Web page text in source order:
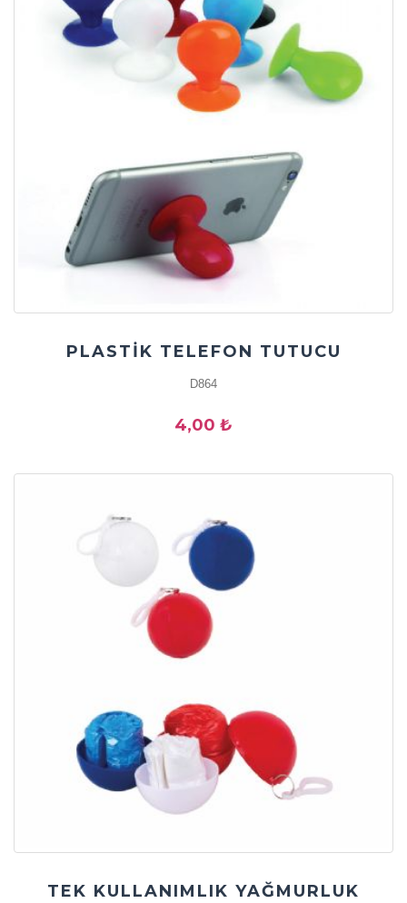
PLASTİK TELEFON TUTUCU
D864
4,00 ₺
TEK KULLANIMLIK YAĞMURLUK